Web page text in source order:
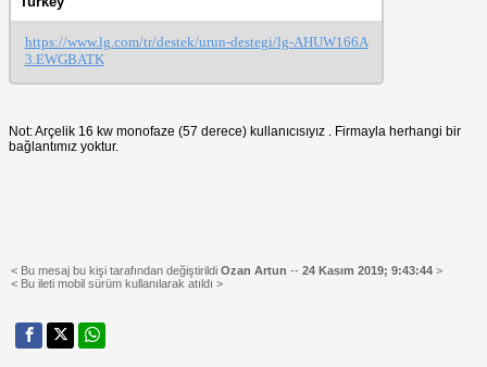
https://www.lg.com/tr/destek/urun-destegi/lg-AHUW166A
3.EWGBATK
Not: Arçelik 16 kw monofaze (57 derece) kullanıcısıyız . Firmayla herhangi bir
bağlantımız yoktur.
< Bu mesaj bu kişi tarafından değiştirildi Ozan Artun -- 24 Kasım 2019; 9:43:44 >
< Bu ileti mobil sürüm kullanılarak atıldı >